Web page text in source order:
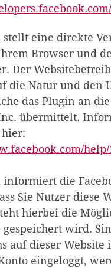
stellt eine direkte
Browser und
Der
die Natur und den
das Plugin an
übermittelt.
help/
informiert die
Sie Nutzer diese
hierbei die
gespeichert wird.
auf dieser
eingeloggt,